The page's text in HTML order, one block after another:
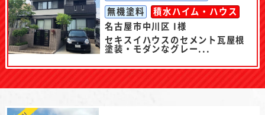
無機塗料
積水ハイム・ハウス
名古屋市中川区 I様
セキスイハウスのセメント瓦屋根
塗装・モダンなグレー...